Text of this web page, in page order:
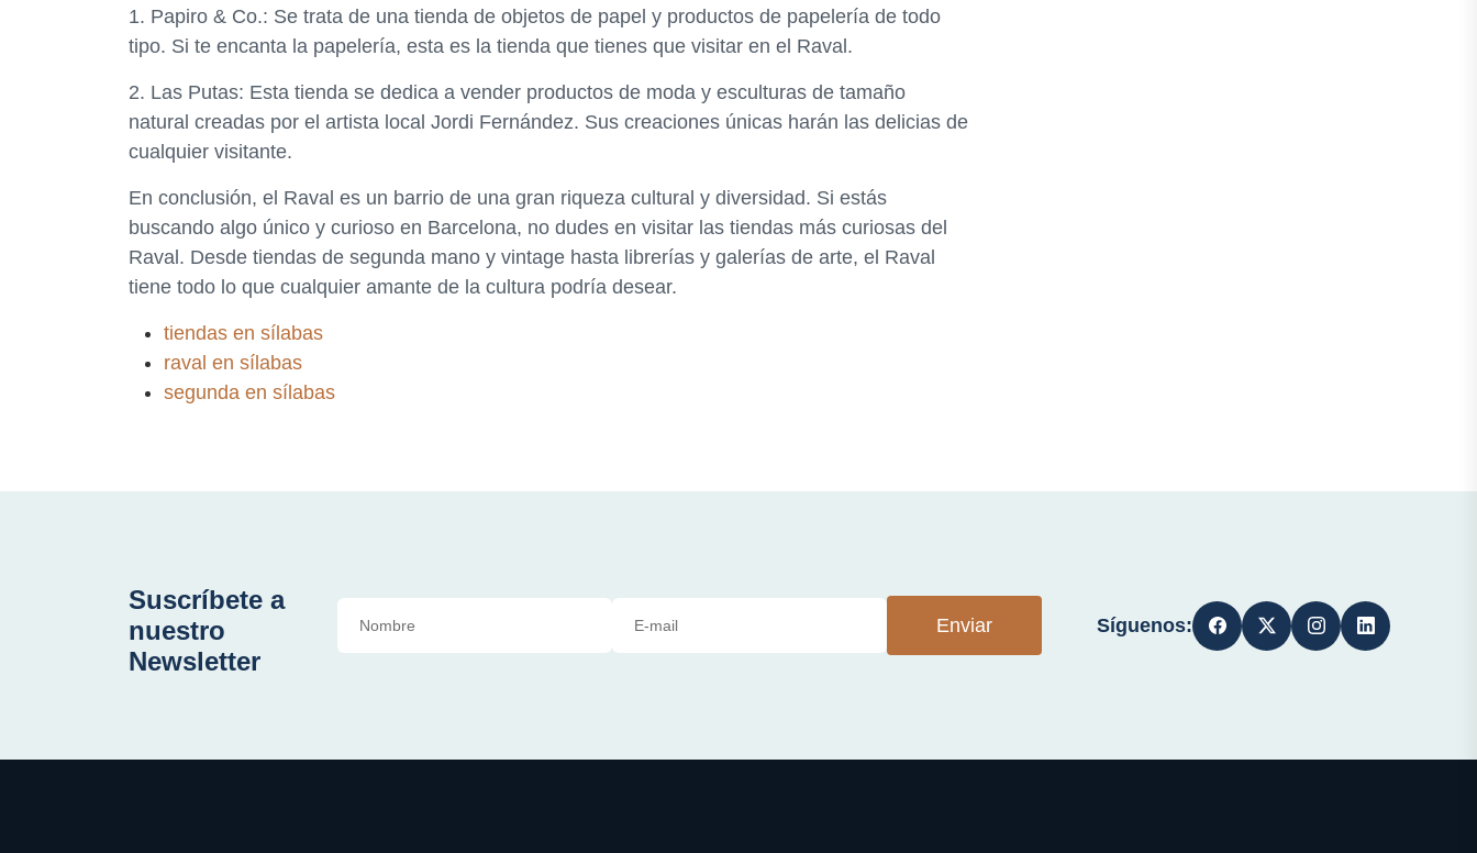
1. Papiro & Co.: Se trata de una tienda de objetos de papel y productos de papelería de todo
tipo. Si te encanta la papelería, esta es la tienda que tienes que visitar en el Raval.
2. Las Putas: Esta tienda se dedica a vender productos de moda y esculturas de tamaño
natural creadas por el artista local Jordi Fernández. Sus creaciones únicas harán las delicias de
cualquier visitante.
En conclusión, el Raval es un barrio de una gran riqueza cultural y diversidad. Si estás
buscando algo único y curioso en Barcelona, no dudes en visitar las tiendas más curiosas del
Raval. Desde tiendas de segunda mano y vintage hasta librerías y galerías de arte, el Raval
tiene todo lo que cualquier amante de la cultura podría desear.
tiendas en sílabas
raval en sílabas
segunda en sílabas
Suscríbete a
nuestro
Newsletter
Enviar Síguenos: